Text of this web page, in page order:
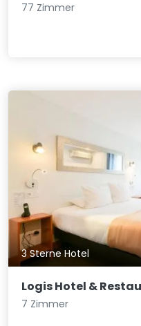
77 Zimmer
3 Sterne Hotel
Logis Hotel &
7 Zimmer